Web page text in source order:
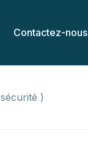
Contactez-nous
)